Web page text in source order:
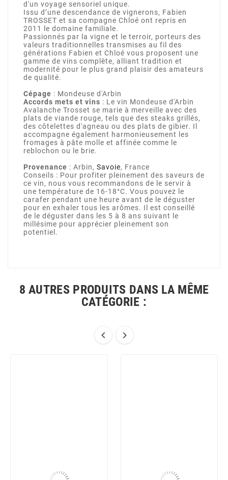
d'un voyage sensoriel unique.
Issu d’une descendance de vignerons, Fabien
TROSSET et sa compagne Chloé ont repris en
2011 le domaine familiale.
Passionnés par la vigne et le terroir, porteurs des
valeurs traditionnelles transmises au fil des
générations Fabien et Chloé vous proposent une
gamme de vins complète, alliant tradition et
modernité pour le plus grand plaisir des amateurs
de qualité.
Cépage : Mondeuse d'Arbin
Accords mets et vins : Le vin Mondeuse d'Arbin
Avalanche Trosset se marie à merveille avec des
plats de viande rouge, tels que des steaks grillés,
des côtelettes d'agneau ou des plats de gibier. Il
accompagne également harmonieusement les
fromages à pâte molle et affinée comme le
reblochon ou le brie.
Provenance : Arbin, Savoie, France
Conseils : Pour profiter pleinement des saveurs de
ce vin, nous vous recommandons de le servir à
une température de 16-18°C. Vous pouvez le
carafer pendant une heure avant de le déguster
pour en exhaler tous les arômes. Il est conseillé
de le déguster dans les 5 à 8 ans suivant le
millésime pour apprécier pleinement son
potentiel.
8 AUTRES PRODUITS DANS LA MÊME
CATÉGORIE :
 